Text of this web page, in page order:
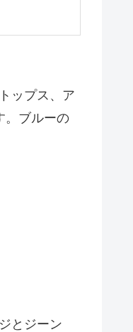
ップス、ア
。ブルーの
とジーン